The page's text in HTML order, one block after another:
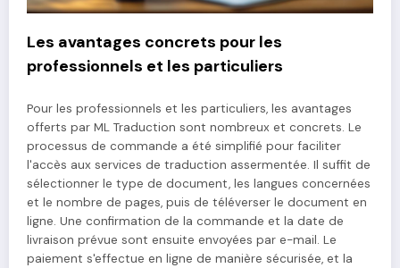
Les avantages concrets pour les
professionnels et les particuliers
Pour les professionnels et les particuliers, les avantages
offerts par ML Traduction sont nombreux et concrets. Le
processus de commande a été simplifié pour faciliter
l'accès aux services de traduction assermentée. Il suffit de
sélectionner le type de document, les langues concernées
et le nombre de pages, puis de téléverser le document en
ligne. Une confirmation de la commande et la date de
livraison prévue sont ensuite envoyées par e-mail. Le
paiement s'effectue en ligne de manière sécurisée, et la